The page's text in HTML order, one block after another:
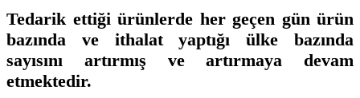
Tedarik ettiği ürünlerde her geçen gün ürün
bazında ve ithalat yaptığı ülke bazında
sayısını artırmış ve artırmaya devam
etmektedir.